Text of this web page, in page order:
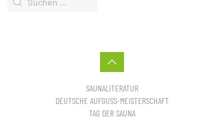
SAUNALITERATUR
DEUTSCHE AUFGUSS-MEISTERSCHAFT
TAG DER SAUNA